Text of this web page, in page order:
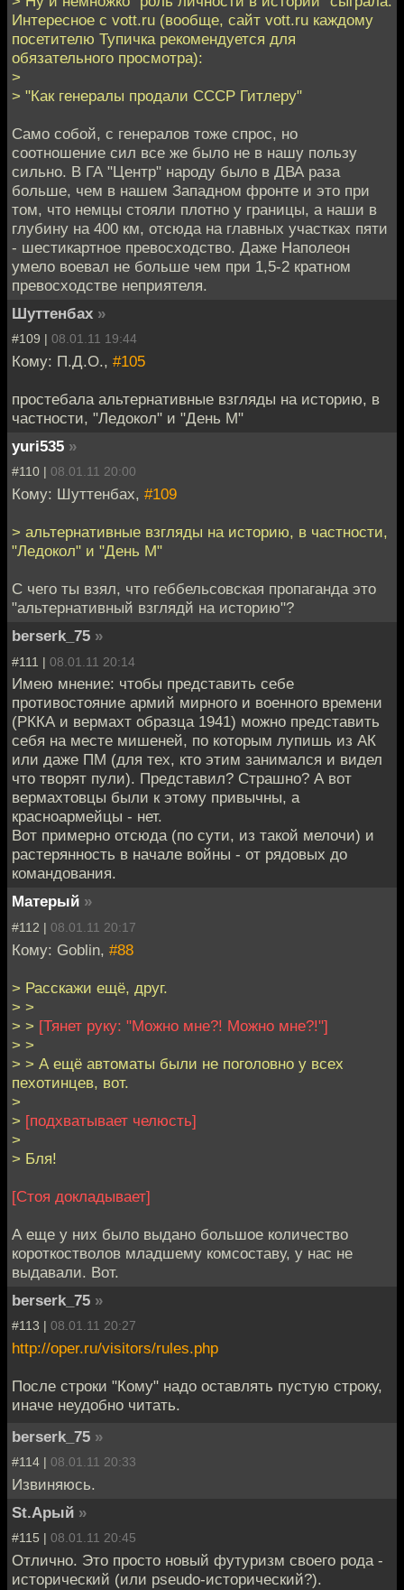
Интересное с vott.ru (вообще, сайт vott.ru каждому
посетителю Тупичка рекомендуется для
обязательного просмотра):
>
> "Как генералы продали СССР Гитлеру"
Само собой, с генералов тоже спрос, но
соотношение сил все же было не в нашу пользу
сильно. В ГА "Центр" народу было в ДВА раза
больше, чем в нашем Западном фронте и это при
том, что немцы стояли плотно у границы, а наши в
глубину на 400 км, отсюда на главных участках пяти
- шестикартное превосходство. Даже Наполеон
умело воевал не больше чем при 1,5-2 кратном
превосходстве неприятеля.
Шуттенбах »
#109 | 08.01.11 19:44
Кому: П.Д.О., #105
простебала альтернативные взгляды на историю, в
частности, "Ледокол" и "День М"
yuri535 »
#110 | 08.01.11 20:00
Кому: Шуттенбах, #109
> альтернативные взгляды на историю, в частности,
"Ледокол" и "День М"
С чего ты взял, что геббельсовская пропаганда это
"альтернативный взглядй на историю"?
berserk_75 »
#111 | 08.01.11 20:14
Имею мнение: чтобы представить себе
противостояние армий мирного и военного времени
(РККА и вермахт образца 1941) можно представить
себя на месте мишеней, по которым лупишь из АК
или даже ПМ (для тех, кто этим занимался и видел
что творят пули). Представил? Страшно? А вот
вермахтовцы были к этому привычны, а
красноармейцы - нет.
Вот примерно отсюда (по сути, из такой мелочи) и
растерянность в начале войны - от рядовых до
командования.
Матерый »
#112 | 08.01.11 20:17
Кому: Goblin, #88
> Расскажи ещё, друг.
> >
> > [Тянет руку: "Можно мне?! Можно мне?!"]
> >
> > А ещё автоматы были не поголовно у всех
пехотинцев, вот.
>
> [подхватывает челюсть]
>
> Бля!
[Стоя докладывает]
А еще у них было выдано большое количество
короткостволов младшему комсоставу, у нас не
выдавали. Вот.
berserk_75 »
#113 | 08.01.11 20:27
http://oper.ru/visitors/rules.php
После строки "Кому" надо оставлять пустую строку,
иначе неудобно читать.
berserk_75 »
#114 | 08.01.11 20:33
Извиняюсь.
St.Арый »
#115 | 08.01.11 20:45
Отлично. Это просто новый футуризм своего рода -
исторический (или pseudo-исторический?).